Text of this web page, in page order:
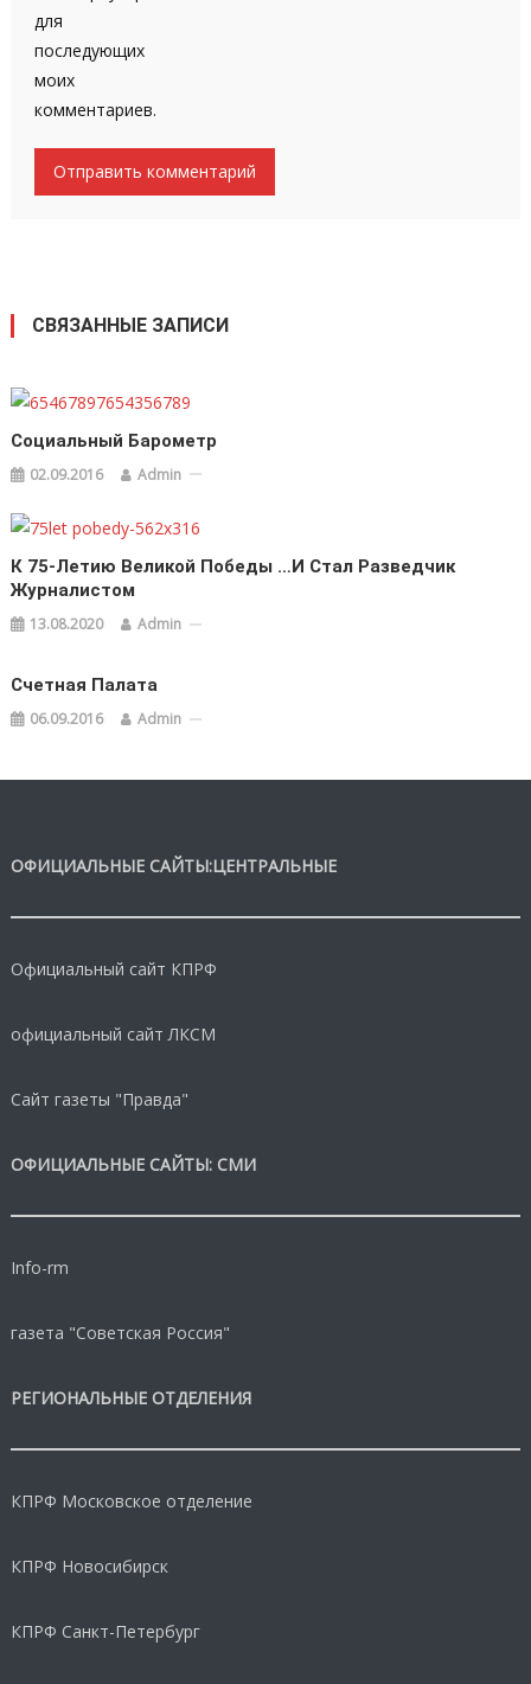
для
последующих
моих
комментариев.
СВЯЗАННЫЕ ЗАПИСИ
Социальный Барометр
02.09.2016 Admin
К 75-Летию Великой Победы …И Стал Разведчик
Журналистом
13.08.2020 Admin
Счетная Палата
06.09.2016 Admin
ОФИЦИАЛЬНЫЕ САЙТЫ:ЦЕНТРАЛЬНЫЕ
Официальный сайт КПРФ
официальный сайт ЛКСМ
Сайт газеты "Правда"
ОФИЦИАЛЬНЫЕ САЙТЫ: СМИ
Info-rm
газета "Советская Россия"
РЕГИОНАЛЬНЫЕ ОТДЕЛЕНИЯ
КПРФ Московское отделение
КПРФ Новосибирск
КПРФ Санкт-Петербург